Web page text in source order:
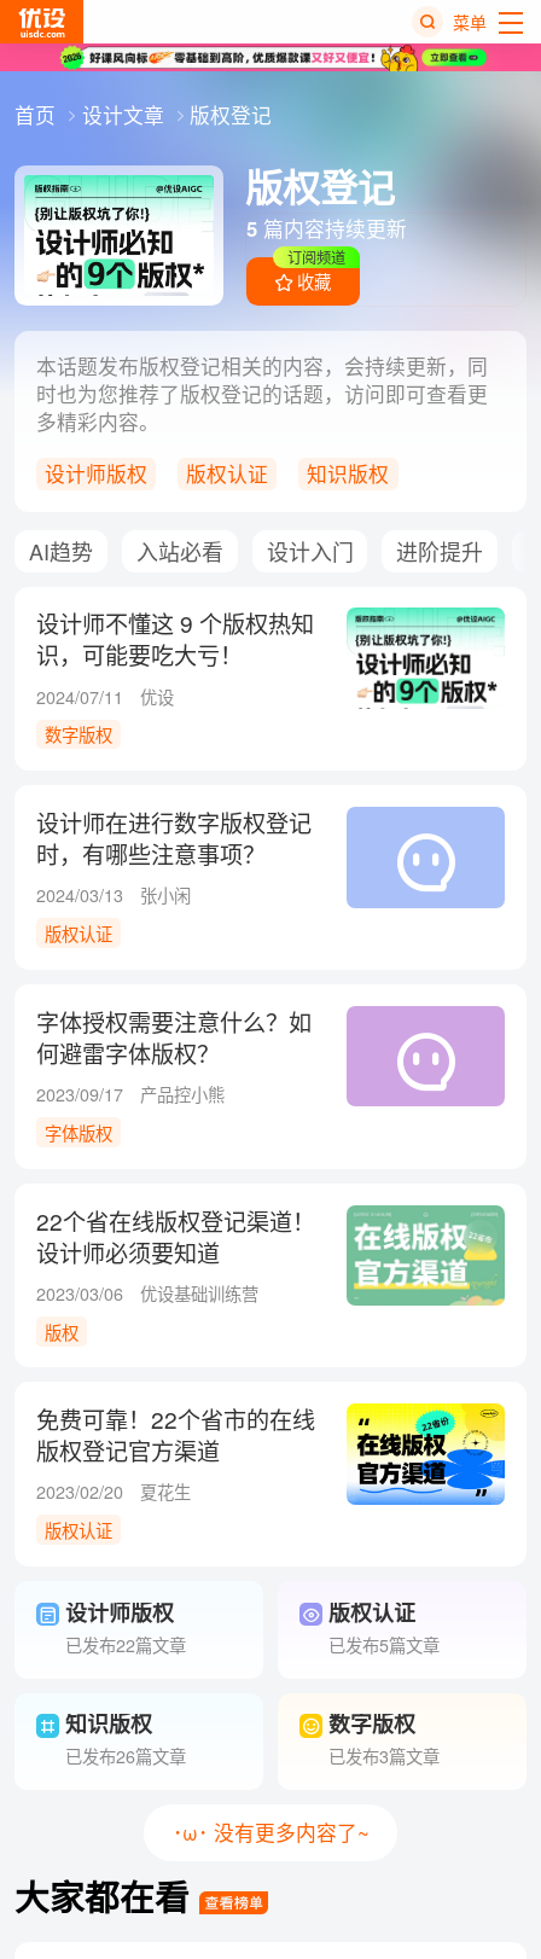
菜单
首页 设计文章 版权登记
版权登记
5 篇内容持续更新
收藏
订阅频道
本话题发布版权登记相关的内容，会持续更新，同
时也为您推荐了版权登记的话题，访问即可查看更
多精彩内容。
设计师版权
版权认证
知识版权
AI趋势 入站必看 设计入门 进阶提升
设计师不懂这 9 个版权热知
识，可能要吃大亏！
2024/07/11
优设
数字版权
设计师在进行数字版权登记
时，有哪些注意事项？
2024/03/13
张小闲
版权认证
字体授权需要注意什么？如
何避雷字体版权？
2023/09/17
产品控小熊
字体版权
22个省在线版权登记渠道！
设计师必须要知道
2023/03/06
优设基础训练营
版权
免费可靠！22个省市的在线
版权登记官方渠道
2023/02/20
夏花生
版权认证
设计师版权
已发布22篇文章
版权认证
已发布5篇文章
知识版权
已发布26篇文章
数字版权
已发布3篇文章
･ω･ 没有更多内容了~
大家都在看